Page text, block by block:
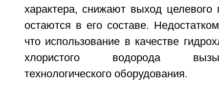
характера, снижают выход целевого
остаются в его составе.
что использование в качестве
хлористого водорода
технологического оборудования.